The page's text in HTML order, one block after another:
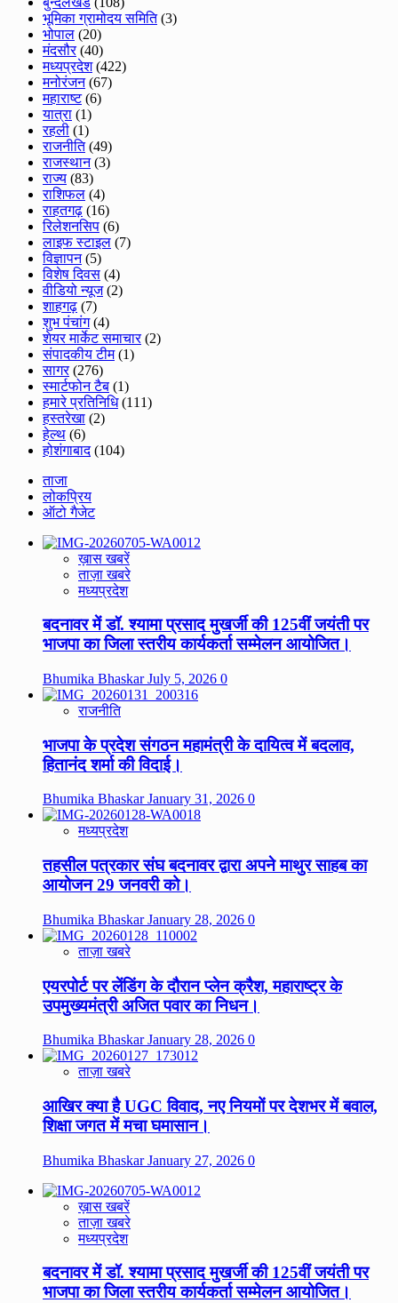
भूमिका ग्रामोदय समिति(3)
भोपाल (20)
मंदसौर(40)
मध्यप्रदेश(422)
मनोरंजन(67)
महाराष्ट(6)
यात्रा (1)
रहली (1)
राजनीति(49)
राजस्थान(3)
राज्य (83)
राशिफल (4)
राहतगढ़ (16)
रिलेशनसिप (6)
लाइफ स्टाइल (7)
विज्ञापन(5)
विशेष दिवस (4)
वीडियो न्यूज(2)
शाहगढ़ (7)
शुभ पंचांग(4)
शेयर मार्केट समाचार(2)
संपादकीय टीम(1)
सागर(276)
स्मार्टफोन टैब (1)
हमारे प्रतिनिधि(111)
हस्तरेखा (2)
हेल्थ (6)
होशंगाबाद(104)
ताजा
लोकप्रिय
ऑटो गैजेट
ख़ास खबरें
ताज़ा खबरे
मध्यप्रदेश
बदनावर में डॉ. श्यामा प्रसाद मुखर्जी की 125वीं जयंती पर
भाजपा का जिला स्तरीय कार्यकर्ता सम्मेलन आयोजित।
Bhumika BhaskarJuly 5, 2026 0
राजनीति
भाजपा के प्रदेश संगठन महामंत्री के दायित्व में बदलाव,
हितानंद शर्मा की विदाई।
Bhumika BhaskarJanuary 31, 2026 0
मध्यप्रदेश
तहसील पत्रकार संघ बदनावर द्वारा अपने माथुर साहब का
आयोजन 29 जनवरी को।
Bhumika BhaskarJanuary 28, 2026 0
ताज़ा खबरे
एयरपोर्ट पर लेंडिंग के दौरान प्लेन क्रैश, महाराष्ट्र के
उपमुख्यमंत्री अजित पवार का निधन।
Bhumika BhaskarJanuary 28, 2026 0
ताज़ा खबरे
आखिर क्या है UGC विवाद, नए नियमों पर देशभर में बवाल,
शिक्षा जगत में मचा घमासान।
Bhumika BhaskarJanuary 27, 2026 0
ख़ास खबरें
ताज़ा खबरे
मध्यप्रदेश
बदनावर में डॉ. श्यामा प्रसाद मुखर्जी की 125वीं जयंती पर
भाजपा का जिला स्तरीय कार्यकर्ता सम्मेलन आयोजित।